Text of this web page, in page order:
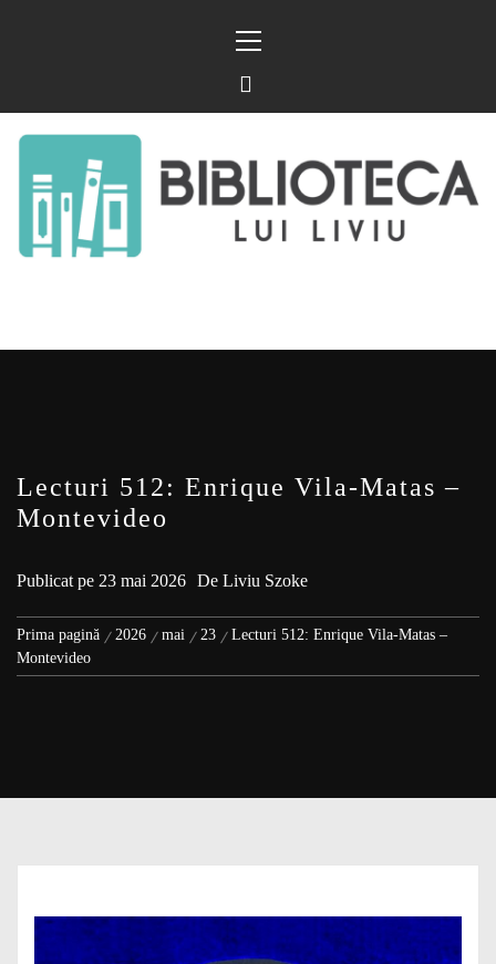
principal
LIVIU
Lecturi 512: Enrique Vila-Matas –
Montevideo
Publicat pe 23 mai 2026 De Liviu Szoke
Prima pagină 2026 mai 23
Lecturi 512: Enrique Vila-Matas –
Montevideo